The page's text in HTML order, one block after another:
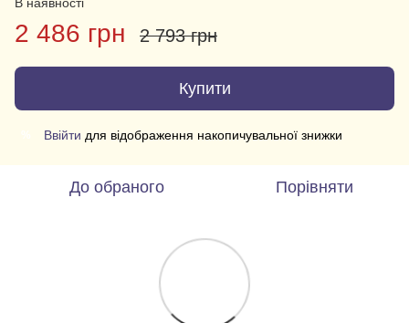
2 486 грн 2 793 грн
Купити
Ввійти для відображення накопичувальної знижки
До обраного Порівняти